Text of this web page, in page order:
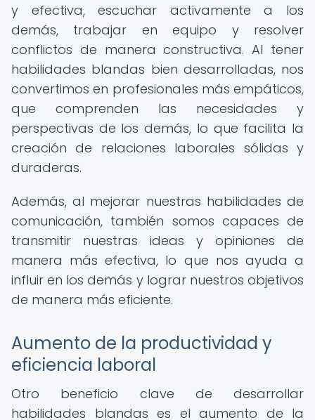
y efectiva, escuchar activamente a los
demás, trabajar en equipo y resolver
conflictos de manera constructiva. Al tener
habilidades blandas bien desarrolladas, nos
convertimos en profesionales más empáticos,
que comprenden las necesidades y
perspectivas de los demás, lo que facilita la
creación de relaciones laborales sólidas y
duraderas.
Además, al mejorar nuestras habilidades de
comunicación, también somos capaces de
transmitir nuestras ideas y opiniones de
manera más efectiva, lo que nos ayuda a
influir en los demás y lograr nuestros objetivos
de manera más eficiente.
Aumento de la productividad y
eficiencia laboral
Otro beneficio clave de desarrollar
habilidades blandas es el aumento de la